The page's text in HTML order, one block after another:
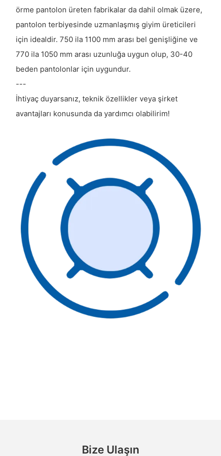
örme pantolon üreten fabrikalar da dahil olmak üzere,
pantolon terbiyesinde uzmanlaşmış giyim üreticileri
için idealdir. 750 ila 1100 mm arası bel genişliğine ve
770 ila 1050 mm arası uzunluğa uygun olup, 30-40
beden pantolonlar için uygundur.
---
İhtiyaç duyarsanız, teknik özellikler veya şirket
avantajları konusunda da yardımcı olabilirim!
Bize Ulaşın